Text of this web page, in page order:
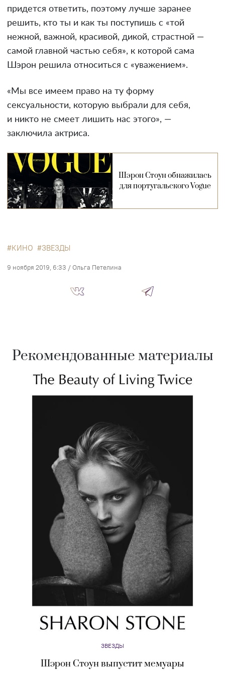
придется ответить, поэтому лучше заранее
решить, кто ты и как ты поступишь с «той
нежной, важной, красивой, дикой, страстной —
самой главной частью себя», к которой сама
Шэрон решила относиться с «уважением».
«Мы все имеем право на ту форму
сексуальности, которую выбрали для себя,
и никто не смеет лишить нас этого», —
заключила актриса.
Шэрон Стоун обнажилась
для португальского Vogue
КИНО ЗВЕЗДЫ
9 ноября 2019, 6:33 / Ольга Петелина
Рекомендованные материалы
ЗВЕЗДЫ
Шэрон Стоун выпустит мемуары